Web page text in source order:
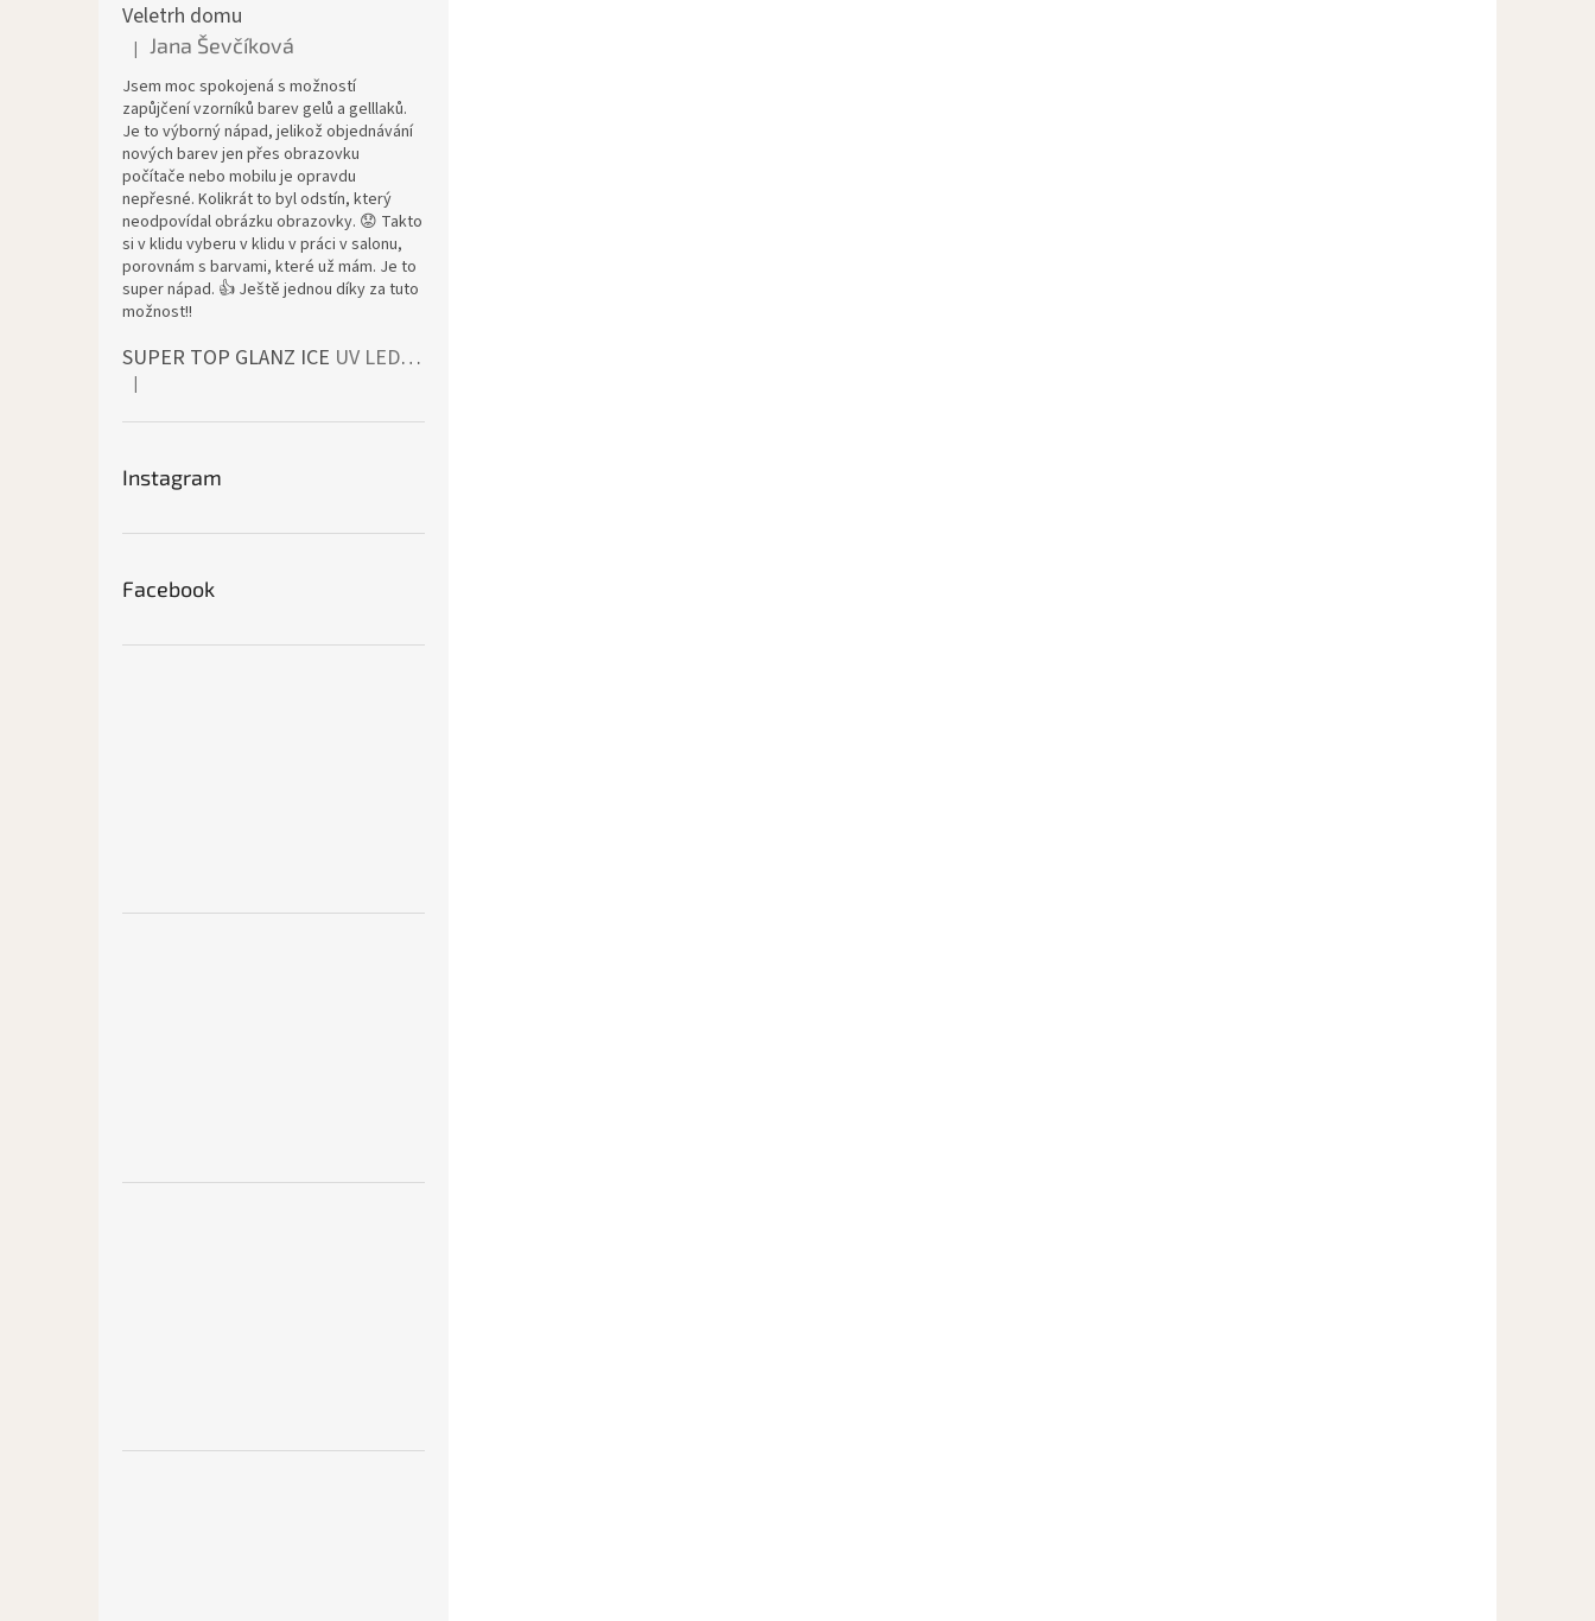
Veletrh domu
Die Produktbewertung beträgt 5 von 5 Sternen.
| Jana Ševčíková
Jsem moc spokojená s možností
zapůjčení vzorníků barev gelů a gelllaků.
Je to výborný nápad, jelikož objednávání
nových barev jen přes obrazovku
počítače nebo mobilu je opravdu
nepřesné. Kolikrát to byl odstín, který
neodpovídal obrázku obrazovky. 😟 Takto
si v klidu vyberu v klidu v práci v salonu,
porovnám s barvami, které už mám. Je to
super nápad. 👍 Ještě jednou díky za tuto
možnost!!
SUPER TOP GLANZ ICE UV LED bezvýpotkový vrchní lesk
Die Produktbewertung beträgt 4 von 5 Sternen.
|
Instagram
Facebook